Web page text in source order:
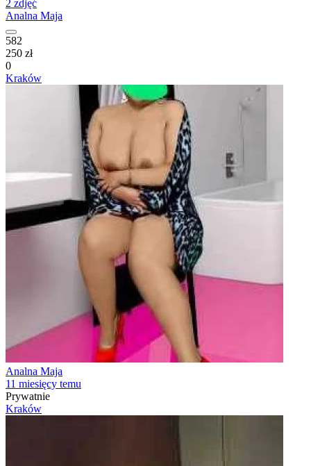
2 zdjęć
Analna Maja
582
250 zł
0
Kraków
Analna Maja
11 miesięcy temu
Prywatnie
Kraków